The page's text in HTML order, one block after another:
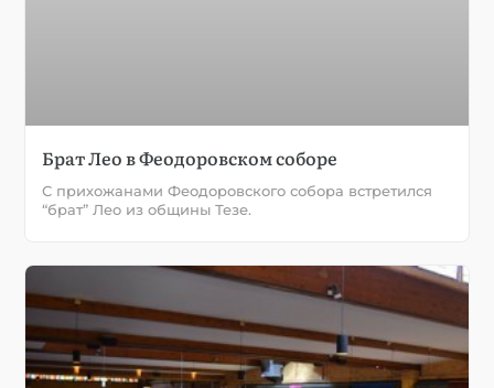
Брат Лео в Феодоровском соборе
С прихожанами Феодоровского собора встретился
“брат” Лео из общины Тезе.